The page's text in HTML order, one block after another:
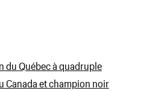
du Québec à quadruple
Canada et champion noir